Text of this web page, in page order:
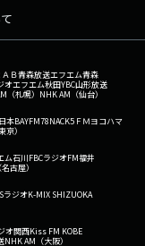
ＡＢ青森放送エフエム青森
オエフエム秋田YBC山形放送
（札幌） NHK AM（仙台）
本BAYFM78NACK5 ＦＭヨコハマ
京）
ム石川FBCラジオFM福井
古屋）
ラジオK-MIX SHIZUOKA
オ関西Kiss FM KOBE
NHK AM（大阪）